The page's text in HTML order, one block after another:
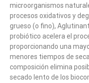
microorganismos
procesos oxidativos y
grueso (o fino),
probiótico acelera el
proporcionando una
menores tiempos de
composición elimina
secado lento de los